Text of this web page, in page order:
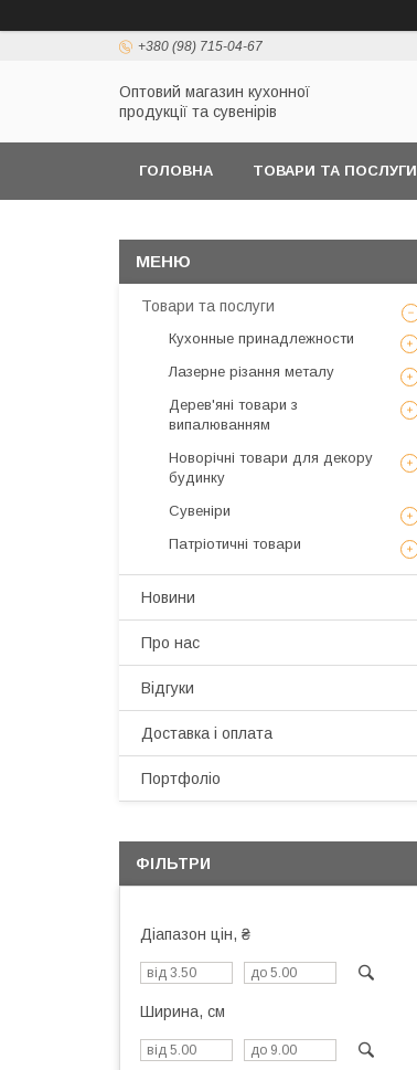
+380 (98) 715-04-67
Оптовий магазин кухонної
продукції та сувенірів
ГОЛОВНА ТОВАРИ ТА ПОСЛУГИ
Товари та послуги
Кухонные принадлежности
Лазерне різання металу
Дерев'яні товари з
випалюванням
Новорічні товари для декору
будинку
Сувеніри
Патріотичні товари
Новини
Про нас
Відгуки
Доставка і оплата
Портфоліо
ФІЛЬТРИ
Діапазон цін, ₴
Ширина, см